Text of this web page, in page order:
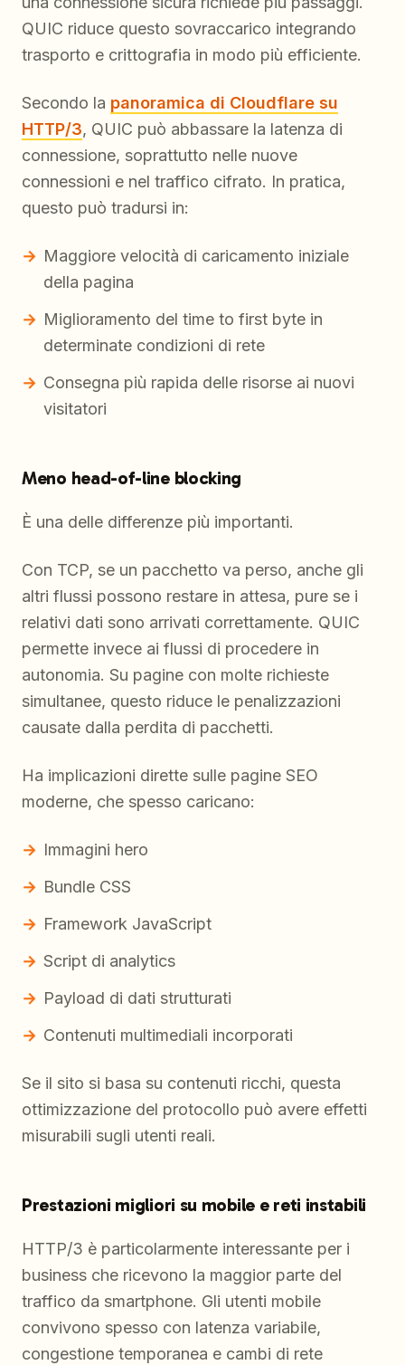
QUIC riduce questo sovraccarico integrando
trasporto e crittografia in modo più efficiente.
Secondo la panoramica di Cloudflare su
HTTP/3, QUIC può abbassare la latenza di
connessione, soprattutto nelle nuove
connessioni e nel traffico cifrato. In pratica,
questo può tradursi in:
Maggiore velocità di caricamento iniziale
della pagina
Miglioramento del time to first byte in
determinate condizioni di rete
Consegna più rapida delle risorse ai nuovi
visitatori
Meno head-of-line blocking
È una delle differenze più importanti.
Con TCP, se un pacchetto va perso, anche gli
altri flussi possono restare in attesa, pure se i
relativi dati sono arrivati correttamente. QUIC
permette invece ai flussi di procedere in
autonomia. Su pagine con molte richieste
simultanee, questo riduce le penalizzazioni
causate dalla perdita di pacchetti.
Ha implicazioni dirette sulle pagine SEO
moderne, che spesso caricano:
Immagini hero
Bundle CSS
Framework JavaScript
Script di analytics
Payload di dati strutturati
Contenuti multimediali incorporati
Se il sito si basa su contenuti ricchi, questa
ottimizzazione del protocollo può avere effetti
misurabili sugli utenti reali.
Prestazioni migliori su mobile e reti instabili
HTTP/3 è particolarmente interessante per i
business che ricevono la maggior parte del
traffico da smartphone. Gli utenti mobile
convivono spesso con latenza variabile,
congestione temporanea e cambi di rete